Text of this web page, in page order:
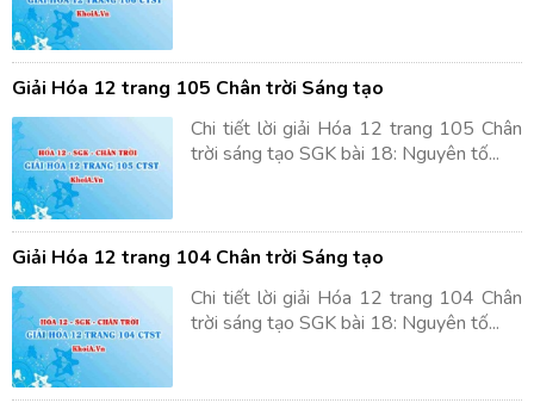
Giải Hóa 12 trang 105 Chân trời Sáng tạo
Chi tiết lời giải Hóa 12 trang 105 Chân
trời sáng tạo SGK bài 18: Nguyên tố...
Giải Hóa 12 trang 104 Chân trời Sáng tạo
Chi tiết lời giải Hóa 12 trang 104 Chân
trời sáng tạo SGK bài 18: Nguyên tố...